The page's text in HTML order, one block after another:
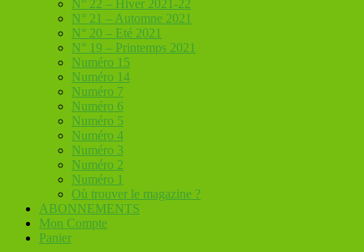
N° 22 – Hiver 2021-22
N° 21 – Automne 2021
N° 20 – Eté 2021
N° 19 – Printemps 2021
Numéro 15
Numéro 14
Numéro 7
Numéro 6
Numéro 5
Numéro 4
Numéro 3
Numéro 2
Numéro 1
Où trouver le magazine ?
ABONNEMENTS
Mon Compte
Panier